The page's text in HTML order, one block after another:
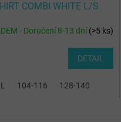
3XL
COMBI WHITE L/S
- Doručení 8-13 dní(>5 ks)
DETAIL
L 104-116 128-140